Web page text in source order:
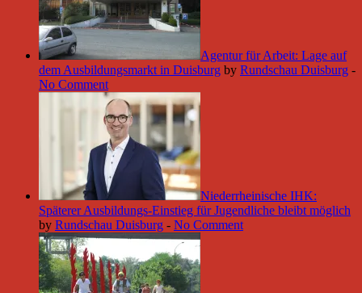
Agentur für Arbeit: Lage auf
dem Ausbildungsmarkt in Duisburg by Rundschau Duisburg -
No Comment
Niederrheinische IHK:
Späterer Ausbildungs-Einstieg für Jugendliche bleibt möglich
by Rundschau Duisburg - No Comment